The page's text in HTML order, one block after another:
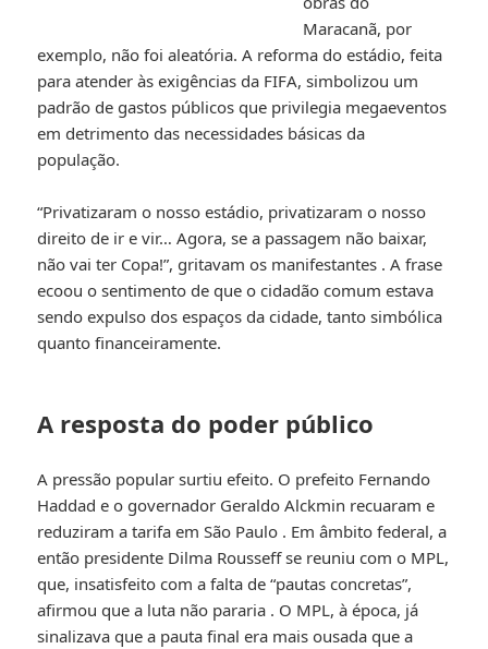
Maracanã, por
exemplo, não foi aleatória. A reforma do estádio, feita
para atender às exigências da FIFA, simbolizou um
padrão de gastos públicos que privilegia megaeventos
em detrimento das necessidades básicas da
população.
“Privatizaram o nosso estádio, privatizaram o nosso
direito de ir e vir… Agora, se a passagem não baixar,
não vai ter Copa!”, gritavam os manifestantes . A frase
ecoou o sentimento de que o cidadão comum estava
sendo expulso dos espaços da cidade, tanto simbólica
quanto financeiramente.
A resposta do poder público
A pressão popular surtiu efeito. O prefeito Fernando
Haddad e o governador Geraldo Alckmin recuaram e
reduziram a tarifa em São Paulo . Em âmbito federal, a
então presidente Dilma Rousseff se reuniu com o MPL,
que, insatisfeito com a falta de “pautas concretas”,
afirmou que a luta não pararia . O MPL, à época, já
sinalizava que a pauta final era mais ousada que a